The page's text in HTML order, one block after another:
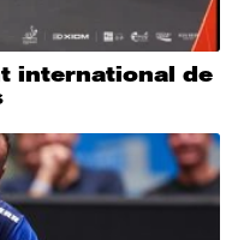
international de